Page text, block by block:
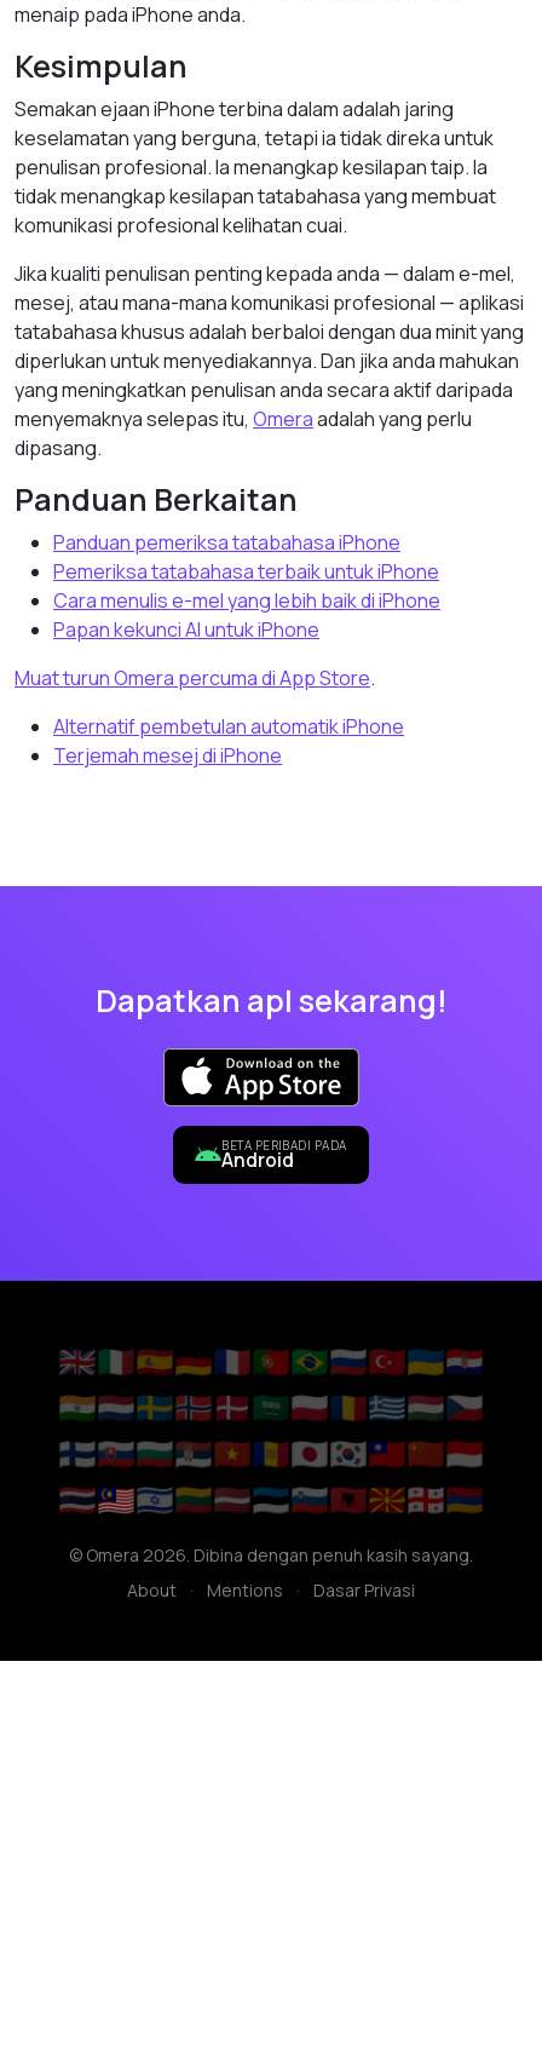
menaip pada iPhone anda.
Kesimpulan
Semakan ejaan iPhone terbina dalam adalah jaring
keselamatan yang berguna, tetapi ia tidak direka untuk
penulisan profesional. Ia menangkap kesilapan taip. Ia
tidak menangkap kesilapan tatabahasa yang membuat
komunikasi profesional kelihatan cuai.
Jika kualiti penulisan penting kepada anda — dalam e-mel,
mesej, atau mana-mana komunikasi profesional — aplikasi
tatabahasa khusus adalah berbaloi dengan dua minit yang
diperlukan untuk menyediakannya. Dan jika anda mahukan
yang meningkatkan penulisan anda secara aktif daripada
menyemaknya selepas itu, Omeraadalah yang perlu
dipasang.
Panduan Berkaitan
Panduan pemeriksa tatabahasa iPhone
Pemeriksa tatabahasa terbaik untuk iPhone
Cara menulis e-mel yang lebih baik di iPhone
Papan kekunci AI untuk iPhone
Muat turun Omera percuma di App Store.
Alternatif pembetulan automatik iPhone
Terjemah mesej di iPhone
Dapatkan apl sekarang!
BETA PERIBADI PADA
Android
🇬🇧🇮🇹🇪🇸🇩🇪🇫🇷🇵🇹🇧🇷🇷🇺🇹🇷🇺🇦🇭🇷
🇮🇳🇳🇱🇸🇪🇳🇴🇩🇰🇸🇦🇵🇱🇷🇴🇬🇷🇭🇺🇨🇿
🇫🇮🇸🇰🇧🇬🇷🇸🇻🇳🇦🇩🇯🇵🇰🇷🇹🇼🇨🇳🇮🇩
🇹🇭🇲🇾🇮🇱🇱🇹🇱🇻🇪🇪🇸🇮🇦🇱🇲🇰🇬🇪🇦🇲
© Omera 2026. Dibina dengan penuh kasih sayang.
About
· Mentions · Dasar Privasi